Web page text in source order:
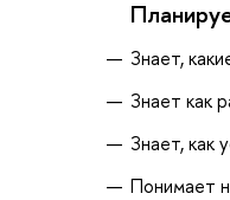
Знает,
Знает как
Знает, как
Понимает